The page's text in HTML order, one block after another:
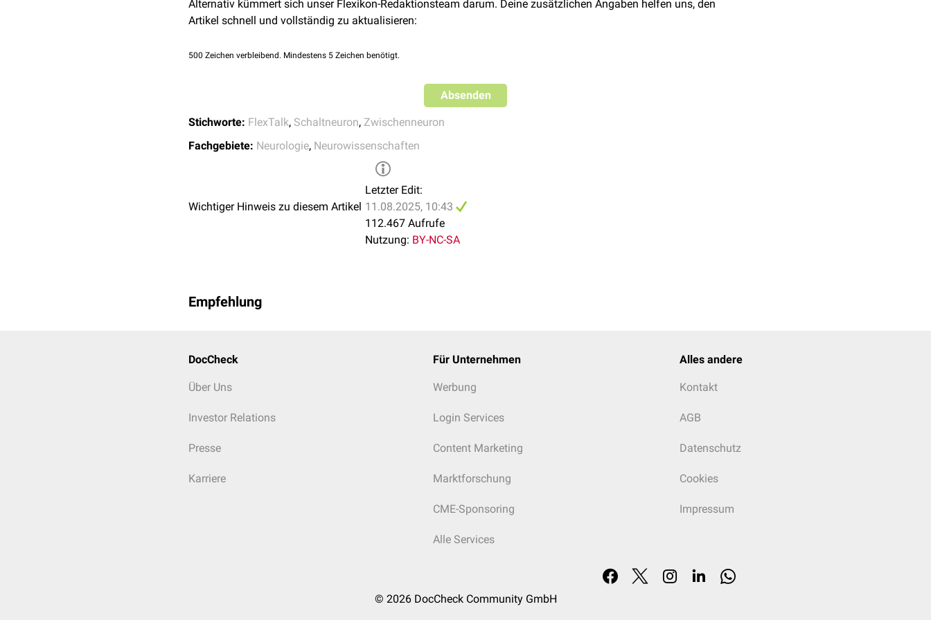
Alternativ kümmert sich unser Flexikon-Redaktionsteam darum. Deine zusätzlichen Angaben helfen uns, den
Artikel schnell und vollständig zu aktualisieren:
500 Zeichen verbleibend. Mindestens 5 Zeichen benötigt.
Absenden
Stichworte: FlexTalk, Schaltneuron, Zwischenneuron
Fachgebiete: Neurologie, Neurowissenschaften
Wichtiger Hinweis zu diesem Artikel
Letzter Edit:
11.08.2025, 10:43
112.467 Aufrufe
Nutzung: BY-NC-SA
Empfehlung
DocCheck
Über Uns
Investor Relations
Presse
Karriere
Für Unternehmen
Werbung
Login Services
Content Marketing
Marktforschung
CME-Sponsoring
Alle Services
Alles andere
Kontakt
AGB
Datenschutz
Cookies
Impressum
© 2026 DocCheck Community GmbH